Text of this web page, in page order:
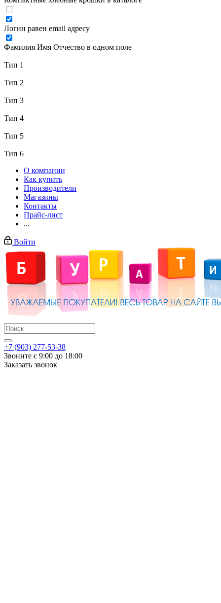
Логин равен email адресу
Фамилия Имя Отчество в одном поле
Тип 1
Тип 2
Тип 3
Тип 4
Тип 5
Тип 6
О компании
Как купить
Производители
Магазины
Контакты
Прайс-лист
...
Войти
+7 (903) 277-53-38
Звоните с 9:00 до 18:00
Заказать звонок